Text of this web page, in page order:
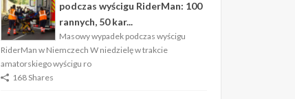
podczas wyścigu RiderMan: 100
rannych, 50 kar...
Masowy wypadek podczas wyścigu
RiderMan w Niemczech W niedzielę w trakcie
amatorskiego wyścigu ro
168 Shares